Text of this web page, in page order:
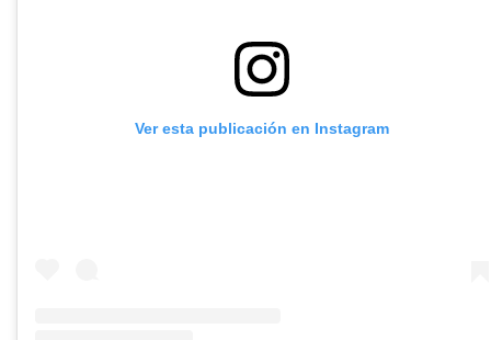
Ver esta publicación en Instagram